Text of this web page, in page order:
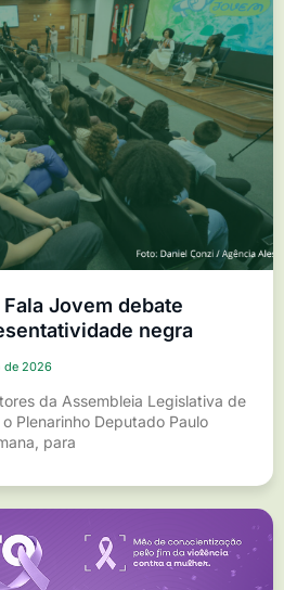
Jovem debate
negra
de 2026
da Assembleia Legislativa de
Plenarinho Deputado Paulo
para